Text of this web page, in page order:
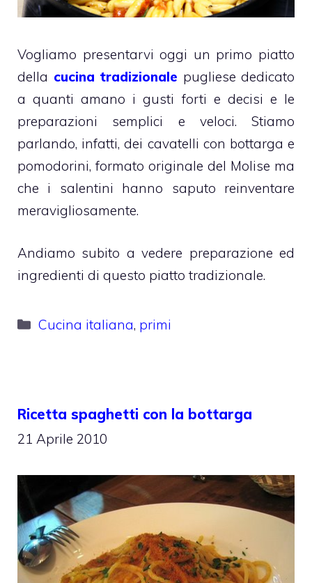
Vogliamo presentarvi oggi un primo piatto
della cucina tradizionale pugliese dedicato
a quanti amano i gusti forti e decisi e le
preparazioni semplici e veloci. Stiamo
parlando, infatti, dei cavatelli con bottarga e
pomodorini, formato originale del Molise ma
che i salentini hanno saputo reinventare
meravigliosamente.
Andiamo subito a vedere preparazione ed
ingredienti di questo piatto tradizionale.
Categorie
Cucina italiana, primi
Ricetta spaghetti con la bottarga
21 Aprile 2010